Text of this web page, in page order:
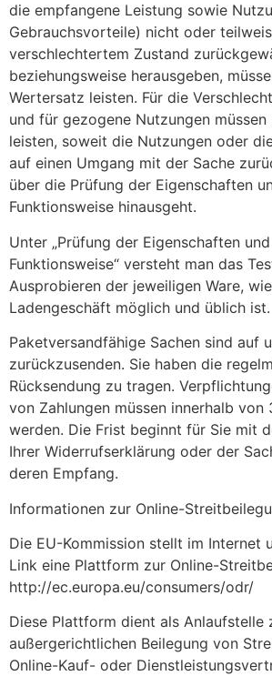
die empfangene Leistung sowie
Gebrauchsvorteile) nicht oder
verschlechtertem Zustand
beziehungsweise herausgeben,
Wertersatz leisten. Für die
und für gezogene Nutzungen
leisten, soweit die Nutzungen oder
auf einen Umgang mit der Sache
über die Prüfung der Eigenschaften
Funktionsweise hinausgeht.
Unter „Prüfung der Eigenschaften
Funktionsweise“ versteht man das
Ausprobieren der jeweiligen Ware,
Ladengeschäft möglich und üblich ist.
Paketversandfähige Sachen sind auf
zurückzusenden. Sie haben die
Rücksendung zu tragen.
von Zahlungen müssen innerhalb von
werden. Die Frist beginnt für Sie mit
Ihrer Widerrufserklärung oder der
deren Empfang.
Informationen zur Online-
Die EU-Kommission stellt im Internet
Link eine Plattform zur Online-
http://ec.europa.eu/consumers/odr/
Diese Plattform dient als Anlaufstelle
außergerichtlichen Beilegung von
Online-Kauf- oder